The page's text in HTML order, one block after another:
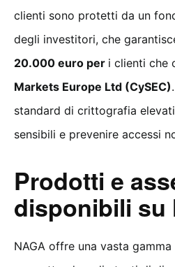
clienti sono protetti da un
degli investitori, che
20.000 euro per i clienti che
Markets Europe Ltd (CySEC)
standard di crittografia
sensibili e prevenire accessi
Prodotti e
disponibili su
NAGA offre una vasta